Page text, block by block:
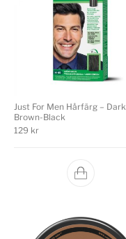
Just For Men Hårfärg – Dark
Brown-Black
129 kr